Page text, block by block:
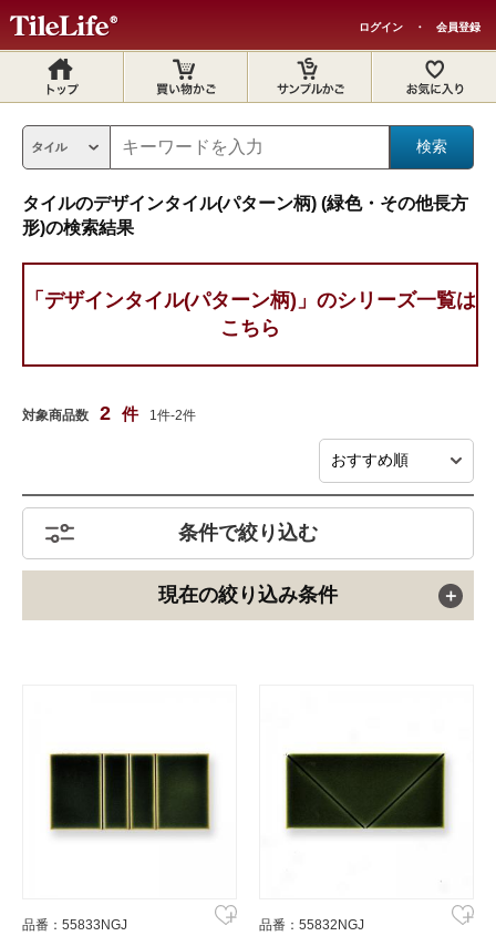
ログイン ・ 会員登録
タイルのデザインタイル(パターン柄) (緑色・その他長方
形)の検索結果
「デザインタイル(パターン柄)」のシリーズ一覧は
こちら
対象商品数 2 件 1件-2件
条件で絞り込む
現在の絞り込み条件
品番：55833NGJ
品番：55832NGJ